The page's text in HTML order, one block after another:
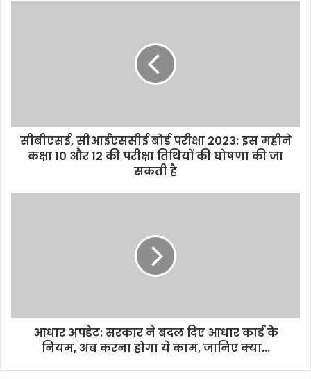
s
e
सीबीएसई, सीआईएससीई बोर्ड परीक्षा 2023: इस महीने
कक्षा 10 और 12 की परीक्षा तिथियों की घोषणा की जा
सकती है
आधार अपडेट: सरकार ने बदल दिए आधार कार्ड के
नियम, अब करना होगा ये काम, जानिए क्या...